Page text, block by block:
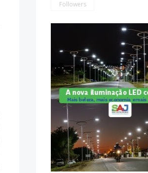
Followers